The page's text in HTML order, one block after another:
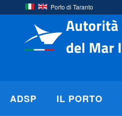
Porto di Taranto
ADSP IL PORTO